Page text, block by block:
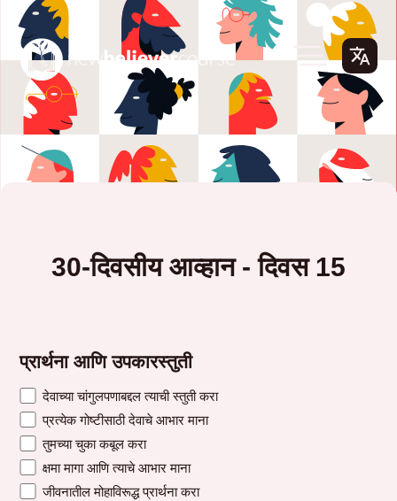
30-दिवसीय आव्हान - दिवस 15
प्रार्थना आणि उपकारस्तुती
देवाच्या चांगुलपणाबद्दल त्याची स्तुती करा
प्रत्येक गोष्टीसाठी देवाचे आभार माना
तुमच्या चुका कबूल करा
क्षमा मागा आणि त्याचे आभार माना
जीवनातील मोहाविरूद्ध प्रार्थना करा